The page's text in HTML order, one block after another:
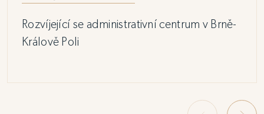
Rozvíjející se administrativní centrum v Brně-
Králově Poli